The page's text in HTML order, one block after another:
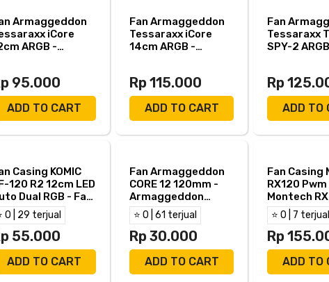
Armaggeddon
iCore
ARGB -
95.000
ADD TO CART
Fan Armaggeddon
Tessaraxx iCore
14cm ARGB -
Rp 115.000
ADD TO CART
Fan
Tessaraxx
SPY-2
Rp
ADD TO
Casing KOMIC
120 R2 12cm LED
Dual RGB - Fan
KF120 R2
0 | 29 terjual
55.000
ADD TO CART
Fan Armaggeddon
CORE 12 120mm -
Armaggeddon
CORE-12 12cm Fan
PC
⭐ 0 | 61 terjual
Rp 30.000
ADD TO CART
Fan Casing
RX120
Montech
Pwm Fan
⭐ 0 | 7 terjual
Rp
ADD TO